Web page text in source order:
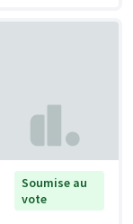
Soumise au
vote